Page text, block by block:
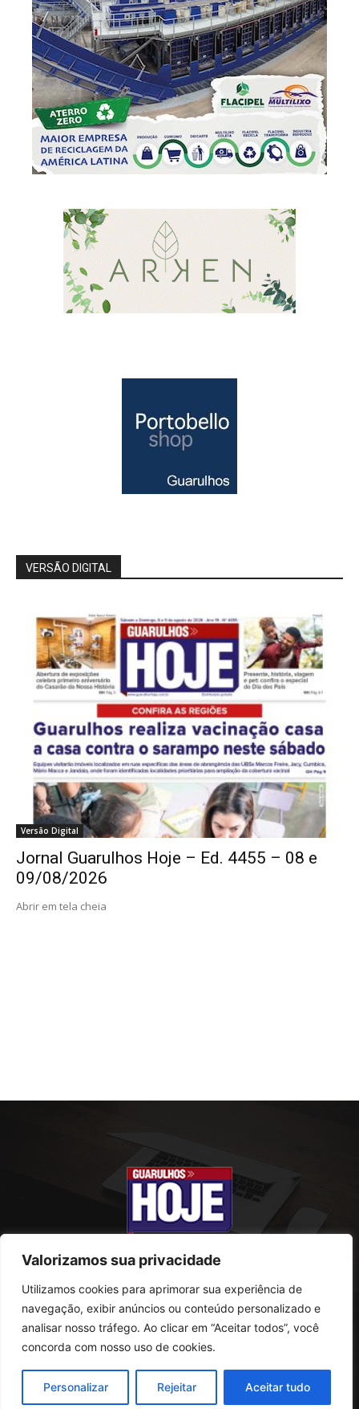
Valorizamos sua privacidade
Utilizamos cookies para aprimorar sua experiência de
navegação, exibir anúncios ou conteúdo personalizado e
analisar nosso tráfego. Ao clicar em “Aceitar todos”, você
concorda com nosso uso de cookies.
Personalizar Rejeitar Aceitar tudo
VERSÃO DIGITAL
Versão Digital
Jornal Guarulhos Hoje – Ed. 4455 – 08 e
09/08/2026
Abrir em tela cheia
SOBRE NÓS
Rua Conselheiro Antonio Prado, 121
CEP: 07095-180
Telefone: (11) 2823-0800